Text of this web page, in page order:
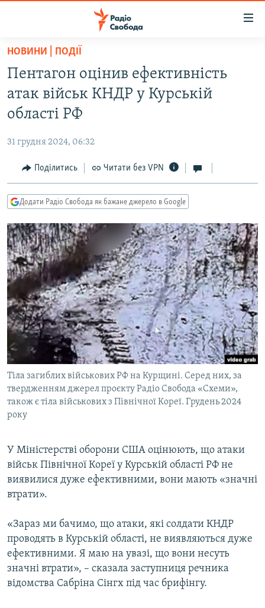
Перейти
основного
матеріалу
Перейти
до
основної
навігації
Перейти
до
пошуку
СТАТТІ
ЕКОНОМІКА
СУСПІЛЬСТВО
УКРАЇНА
СВІТ
РОСІЙСЬКА «ФІЛЬТРАЦІЯ»
ДОНБАС.РЕАЛІЇ
ТИ ЯК?
СХЕМИ
КИТАЙ.ВИКЛИКИ
МУЛЬТИМЕДІА
ФОТО
СПЕЦПРОЄКТИ
ПОДКАСТИ
КРИМ РЕАЛІЇ
РУС
ДОЛУЧАЙСЯ!
Усі сайти RFE/RL
НОВИНИ | ПОДІЇ
Пентагон оцінив ефективність
атак військ КНДР у Курській
області РФ
31 грудня 2024, 06:32
Поділитись Читати без VPN
Додати Радіо Свобода як бажане джерело в Google
Тіла загиблих військових РФ на Курщині. Серед них, за
твердженням джерел проєкту Радіо Свобода «Схеми»,
також є тіла військових з Північної Кореї. Грудень 2024
року
У Міністерстві оборони США оцінюють, що атаки
військ Північної Кореї у Курській області РФ не
виявилися дуже ефективними, вони мають «значні
втрати».
«Зараз ми бачимо, що атаки, які солдати КНДР
проводять в Курській області, не виявляються дуже
ефективними. Я маю на увазі, що вони несуть
значні втрати», – сказала заступниця речника
відомства Сабріна Сінгх під час брифінгу.